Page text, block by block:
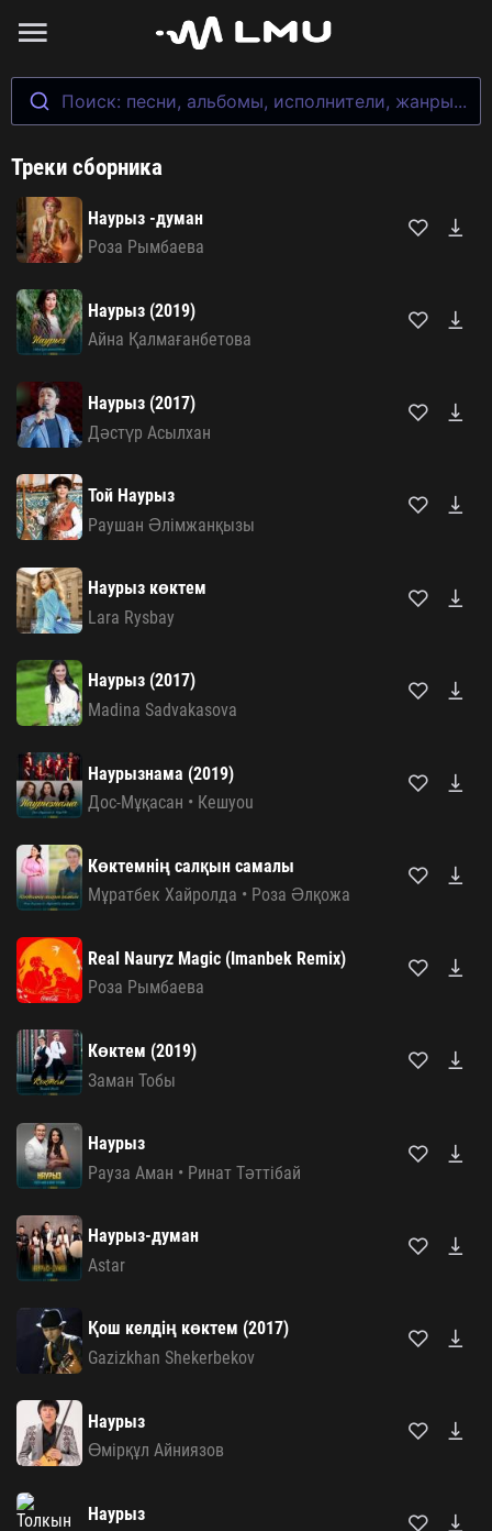
Поиск: песни, альбомы, исполнители, жанры...
Треки сборника
Наурыз -думан
Роза Рымбаева
Наурыз (2019)
Айна Қалмағанбетова
Наурыз (2017)
Дәстүр Асылхан
Той Наурыз
Раушан Әлімжанқызы
Наурыз көктем
Lara Rysbay
Наурыз (2017)
Madina Sadvakasova
Наурызнама (2019)
Дос-Мұқасан • Кешyou
Көктемнің салқын самалы
Мұратбек Хайролда • Роза Әлқожа
Real Nauryz Magic (Imanbek Remix)
Роза Рымбаева
Көктем (2019)
Заман Тобы
Наурыз
Рауза Аман • Ринат Тәттібай
Наурыз-думан
Astar
Қош келдің көктем (2017)
Gazizkhan Shekerbekov
Наурыз
Өмірқұл Айниязов
Наурыз